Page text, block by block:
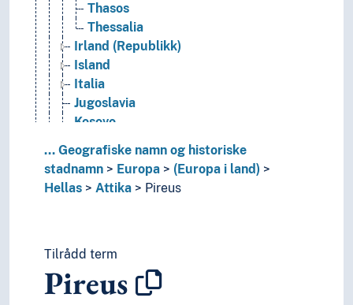
Thasos
Thessalia
Irland (Republikk)
Island
Italia
Jugoslavia
Kosovo
Kypros
Malta
Monaco
... Geografiske namn og historiske
stadnamn
Europa
(Europa i land)
Hellas
Attika Pireus
Tilrådd term
Pireus